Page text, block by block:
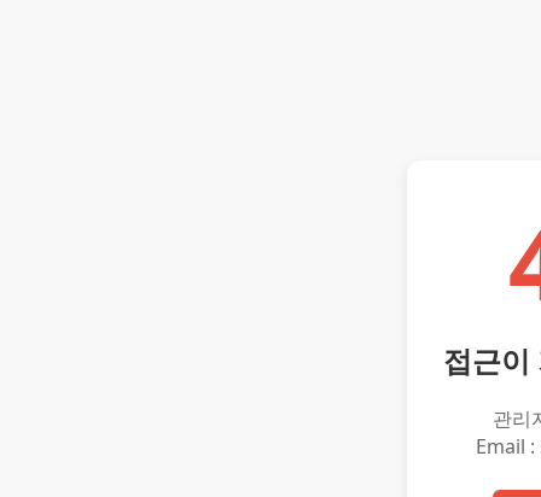
접근이
관리
Email